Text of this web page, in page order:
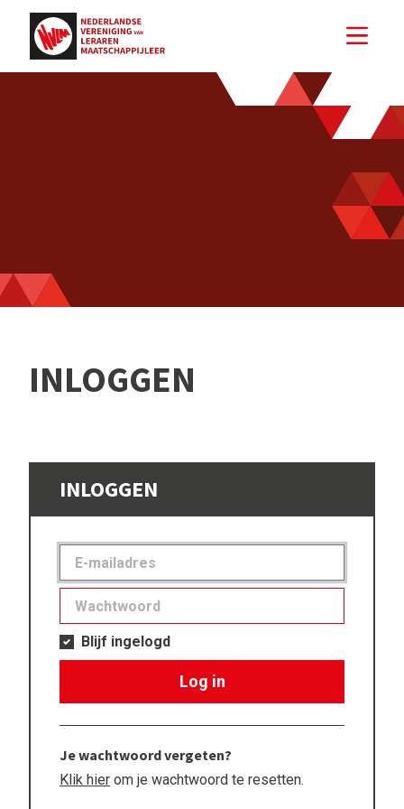
INLOGGEN
INLOGGEN
Blijf ingelogd
Log in
Je wachtwoord vergeten?
Klik hier om je wachtwoord te resetten.